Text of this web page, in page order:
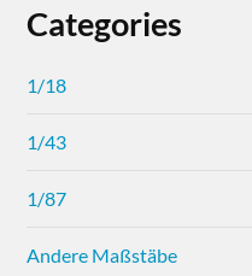
Categories
1/18
1/43
1/87
Andere Maßstäbe